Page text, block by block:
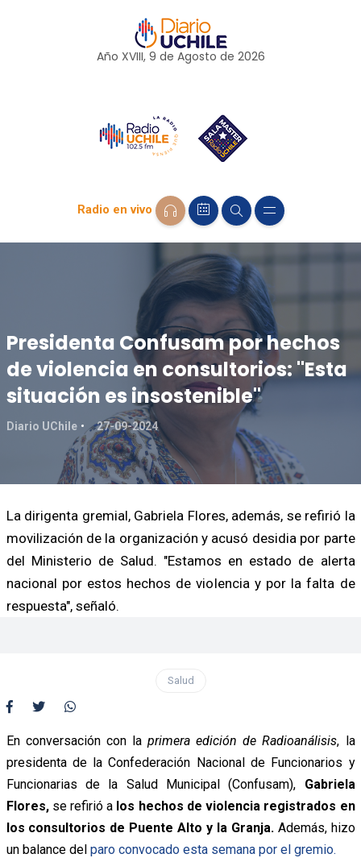
Año XVIII, 9 de Agosto de 2026
Radio en vivo
Presidenta Confusam por hechos
de violencia en consultorios: "Esta
situación es insostenible"
Diario UChile 27-09-2024
La dirigenta gremial, Gabriela Flores, además, se refirió la
movilización de la organización y acusó desidia por parte
del Ministerio de Salud. "Estamos en estado de alerta
nacional por estos hechos de violencia y por la falta de
respuesta", señaló.
Salud
En conversación con laprimera edición de Radioanálisis, la
presidenta de la Confederación Nacional de Funcionarios y
Funcionarias de la Salud Municipal (Confusam), Gabriela
Flores, se refirió a los hechos de violencia registrados en
los consultorios de Puente Alto y la Granja. Además, hizo
un balance delparo convocado esta semana por el gremio.